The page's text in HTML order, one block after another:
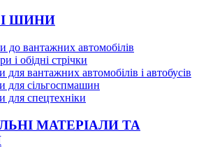
ШИНИ
до вантажних автомобілів
і обідні стрічки
вантажних автомобілів і автобусів
сільгоспмашин
спецтехніки
МАТЕРІАЛИ ТА